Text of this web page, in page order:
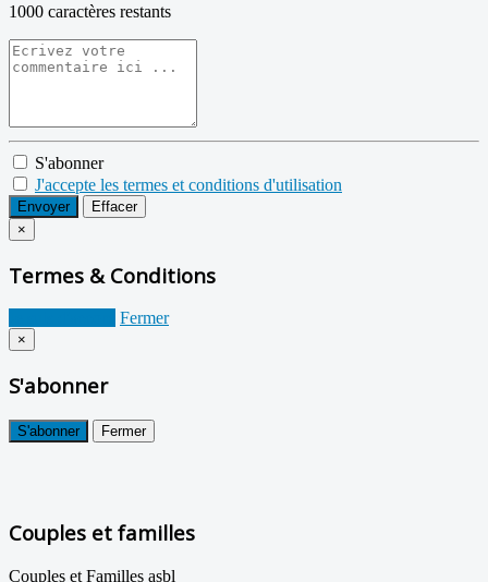
1000 caractères restants
S'abonner
J'accepte les termes et conditions d'utilisation
Envoyer
Effacer
×
Termes & Conditions
Fermer
×
S'abonner
S'abonner Fermer
Couples et familles
Couples et Familles asbl